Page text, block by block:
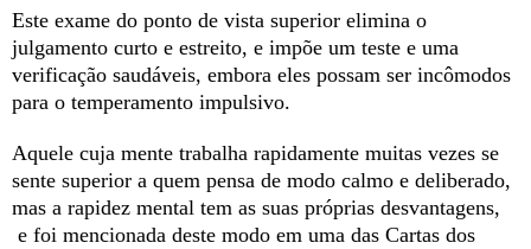
Este exame do ponto de vista superior elimina o
julgamento curto e estreito, e impõe um teste e uma
verificação saudáveis, embora eles possam ser incômodos
para o temperamento impulsivo.
Aquele cuja mente trabalha rapidamente muitas vezes se
sente superior a quem pensa de modo calmo e deliberado,
mas a rapidez mental tem as suas próprias desvantagens,
e foi mencionada deste modo em uma das Cartas dos